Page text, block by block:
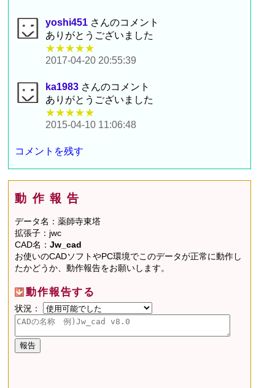
yoshi451 さんのコメント
ありがとうございました
★★★★★
2017-04-20 20:55:39
ka1983 さんのコメント
ありがとうございました
★★★★★
2015-04-10 11:06:48
コメントを残す
動作報告
データ名：薬師寺東塔
拡張子：jwc
CAD名：Jw_cad
お使いのCADソフトやPC環境でこのデータが正常に動作し
たかどうか、動作報告をお願いします。
動作報告する
状況：